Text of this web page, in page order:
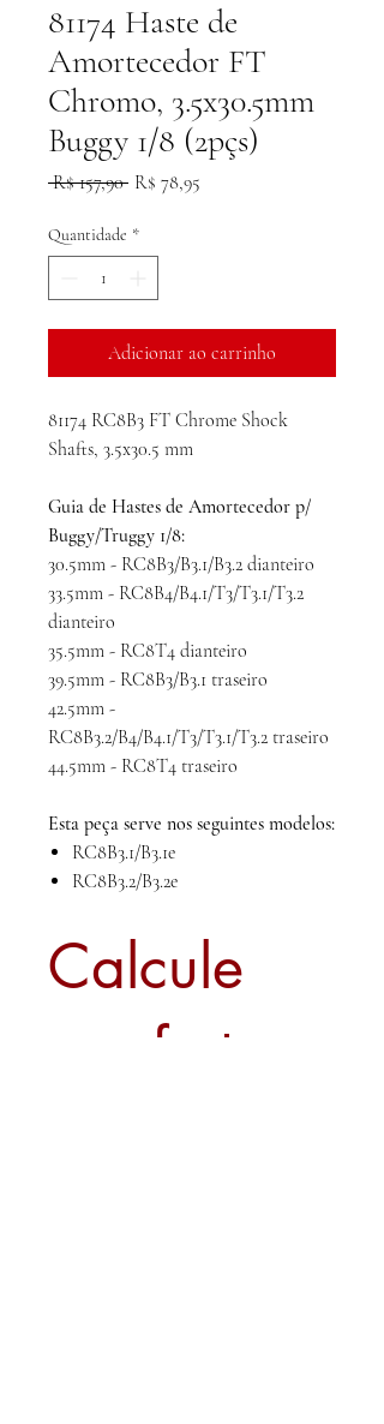
81174 Haste de
Amortecedor FT
Chromo, 3.5x30.5mm
Buggy 1/8 (2pçs)
R$ 157,90 Preço
R$ 78,95
Quantidade *
Adicionar ao carrinho
81174 RC8B3 FT Chrome Shock
Shafts, 3.5x30.5 mm
Guia de Hastes de Amortecedor p/
Buggy/Truggy 1/8:
30.5mm - RC8B3/B3.1/B3.2 dianteiro
33.5mm - RC8B4/B4.1/T3/T3.1/T3.2
dianteiro
35.5mm - RC8T4 dianteiro
39.5mm - RC8B3/B3.1 traseiro
42.5mm -
RC8B3.2/B4/B4.1/T3/T3.1/T3.2 traseiro
44.5mm - RC8T4 traseiro
Esta peça serve nos seguintes modelos:
RC8B3.1/B3.1e
RC8B3.2/B3.2e
Calcule
seu frete